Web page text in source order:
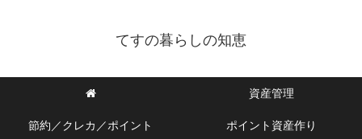
てすの暮らしの知恵
資産管理
節約／クレカ／ポイント ポイント資産作り